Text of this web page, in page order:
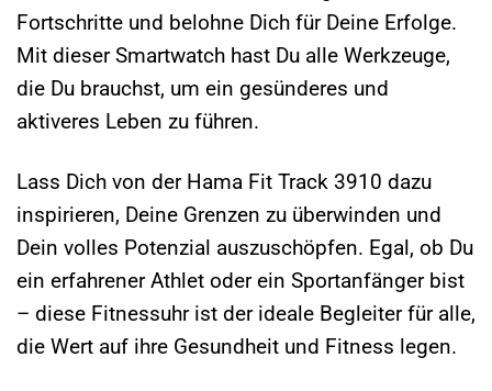
Fortschritte und belohne Dich für Deine Erfolge.
Mit dieser Smartwatch hast Du alle Werkzeuge,
die Du brauchst, um ein gesünderes und
aktiveres Leben zu führen.
Lass Dich von der Hama Fit Track 3910 dazu
inspirieren, Deine Grenzen zu überwinden und
Dein volles Potenzial auszuschöpfen. Egal, ob Du
ein erfahrener Athlet oder ein Sportanfänger bist
– diese Fitnessuhr ist der ideale Begleiter für alle,
die Wert auf ihre Gesundheit und Fitness legen.